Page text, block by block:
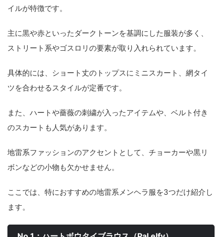
イルが特徴です。
主に黒や赤といったダークトーンを基調にした服装が多く、
ストリート系やゴスロリの要素が取り入れられています。
具体的には、ショート丈のトップスにミニスカート、網タイ
ツを合わせるスタイルが定番です。
また、ハートや薔薇の刺繍が入ったアイテムや、ベルト付き
のスカートも人気があります。
地雷系ファッションのアクセントとして、チョーカーや黒リ
ボンなどの小物も欠かせません。
ここでは、特におすすめの地雷系メンヘラ服を3つだけ紹介し
ます。